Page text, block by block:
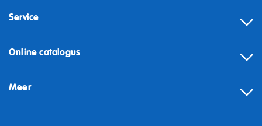
Service
Online catalogus
Meer